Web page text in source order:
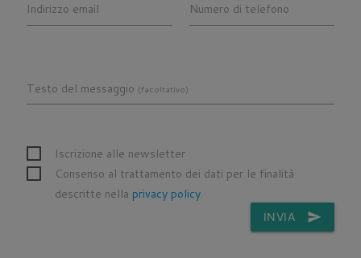
Indirizzo email Numero di telefono
Testo del messaggio (facoltativo)
Iscrizione alle newsletter
Consenso al trattamento dei dati per le finalità
descritte nella privacy policy.
INVIA send